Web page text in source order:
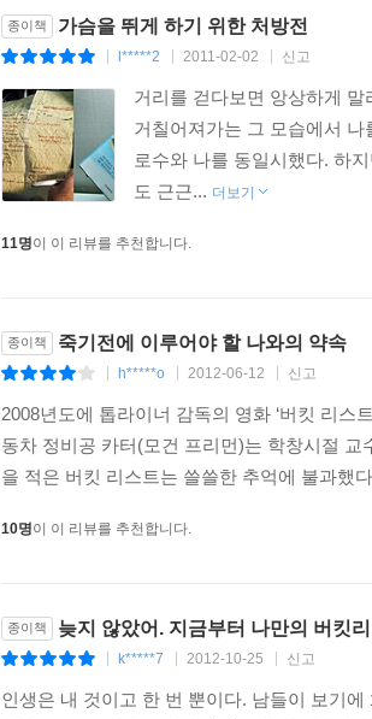
종이책 가슴을 뛰게 하기 위한 처방전
l*****2 2011-02-02 신고
거리를 걷다보면 앙상하게
거칠어져가는 그 모습에서
로수와 나를 동일시했다. 하
도 근근... 더보기
11명이 이 리뷰를 추천합니다.
종이책 죽기전에 이루어야 할 나와의 약속
h*****o 2012-06-12 신고
2008년도에 톱라이너 감독의 영화 ‘버킷 리
동차 정비공 카터(모건 프리먼)는 학창시절
을 적은 버킷 리스트는 쓸쓸한 추억에 불과했
10명이 이 리뷰를 추천합니다.
종이책 늦지 않았어. 지금부터 나만의 버킷
k*****7 2012-10-25 신고
인생은 내 것이고 한 번 뿐이다. 남들이 보기